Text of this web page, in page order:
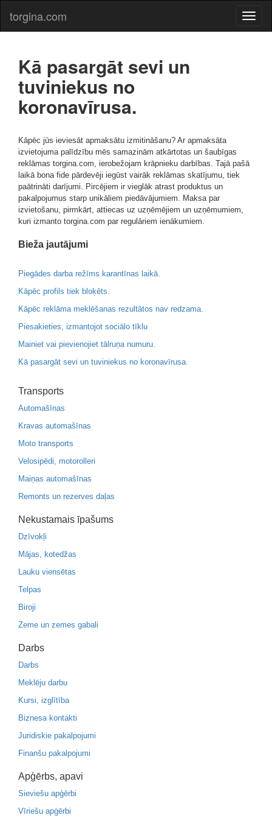
torgina.com
Kā pasargāt sevi un
tuviniekus no
koronavīrusa.
Kāpēc jūs ieviesāt apmaksātu izmitināšanu? Ar apmaksāta
izvietojuma palīdzību mēs samazinām atkārtotas un šaubīgas
reklāmas torgina.com, ierobežojam krāpnieku darbības. Tajā pašā
laikā bona fide pārdevēji iegūst vairāk reklāmas skatījumu, tiek
paātrināti darījumi. Pircējiem ir vieglāk atrast produktus un
pakalpojumus starp unikāliem piedāvājumiem. Maksa par
izvietošanu, pirmkārt, attiecas uz uzņēmējiem un uzņēmumiem,
kuri izmanto torgina.com par regulāriem ienākumiem.
Bieža jautājumi
Piegādes darba režīms karantīnas laikā.
Kāpēc profils tiek bloķēts.
Kāpēc reklāma meklēšanas rezultātos nav redzama.
Piesakieties, izmantojot sociālo tīklu
Mainiet vai pievienojiet tālruņa numuru.
Kā pasargāt sevi un tuviniekus no koronavīrusa.
Transports
Automašīnas
Kravas automašīnas
Moto transports
Velosipēdi, motorolleri
Maiņas automašīnas
Remonts un rezerves daļas
Nekustamais īpašums
Dzīvokļi
Mājas, kotedžas
Lauku viensētas
Telpas
Biroji
Zeme un zemes gabali
Darbs
Darbs
Meklēju darbu
Kursi, izglītība
Biznesa kontakti
Juridiskie pakalpojumi
Finanšu pakalpojumi
Apģērbs, apavi
Sieviešu apģērbi
Vīriešu apģērbi